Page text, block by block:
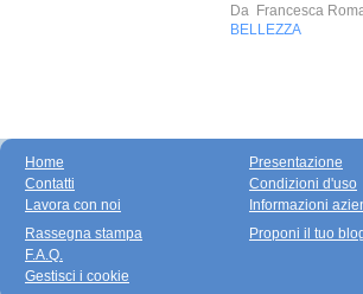
Da Francesca
BELLEZZA
Home
Contatti
Lavora con noi
Presentazione
Condizioni d'uso
Informazioni
Rassegna stampa
F.A.Q.
Gestisci i cookie
Proponi il tuo